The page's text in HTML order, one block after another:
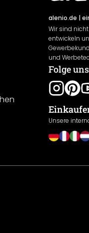
alenio.de |
Wir sind
entwickeln
und
Folge uns
Unsere